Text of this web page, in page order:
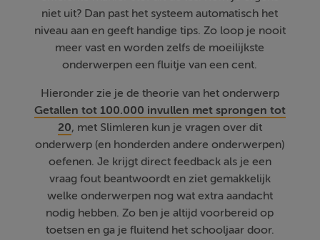
niet uit? Dan past het systeem automatisch het
niveau aan en geeft handige tips. Zo loop je nooit
meer vast en worden zelfs de moeilijkste
onderwerpen een fluitje van een cent.
Hieronder zie je de theorie van het onderwerp
Getallen tot 100.000 invullen met sprongen tot
20, met Slimleren kun je vragen over dit
onderwerp (en honderden andere onderwerpen)
oefenen. Je krijgt direct feedback als je een
vraag fout beantwoordt en ziet gemakkelijk
welke onderwerpen nog wat extra aandacht
nodig hebben. Zo ben je altijd voorbereid op
toetsen en ga je fluitend het schooljaar door.